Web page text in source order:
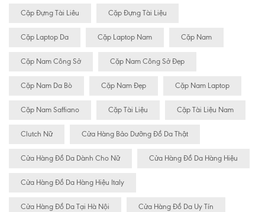
Cặp Đựng Tài Liêu Cặp Đựng Tài Liệu
Cặp Laptop Da Cặp Laptop Nam Cặp Nam
Cặp Nam Công Sở Cặp Nam Công Sở Đẹp
Cặp Nam Da Bò Cặp Nam Đẹp Cặp Nam Laptop
Cặp Nam Saffiano Cặp Tài Liệu Cặp Tài Liệu Nam
Clutch Nữ Cửa Hàng Bảo Dưỡng Đồ Da Thật
Cửa Hàng Đồ Da Dành Cho Nữ Cửa Hàng Đồ Da Hàng Hiệu
Cửa Hàng Đồ Da Hàng Hiệu Italy
Cửa Hàng Đồ Da Tại Hà Nội Cửa Hàng Đồ Da Uy Tín